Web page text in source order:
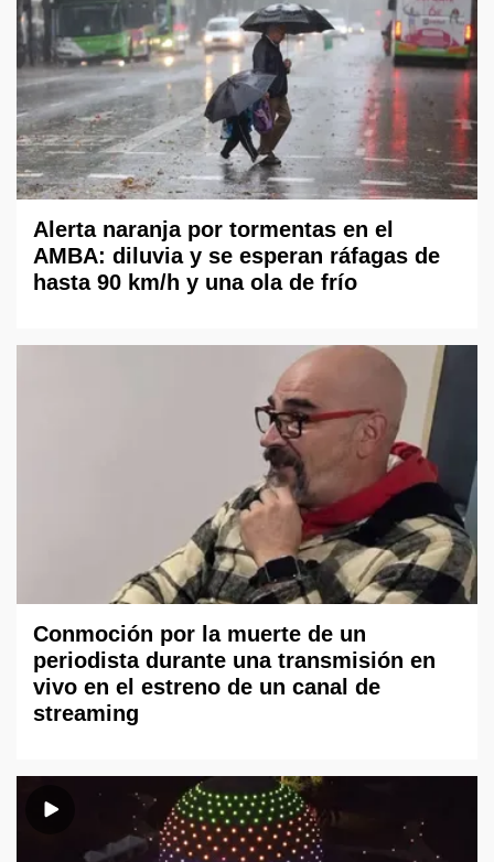
Alerta naranja por tormentas en el
AMBA: diluvia y se esperan ráfagas de
hasta 90 km/h y una ola de frío
Conmoción por la muerte de un
periodista durante una transmisión en
vivo en el estreno de un canal de
streaming